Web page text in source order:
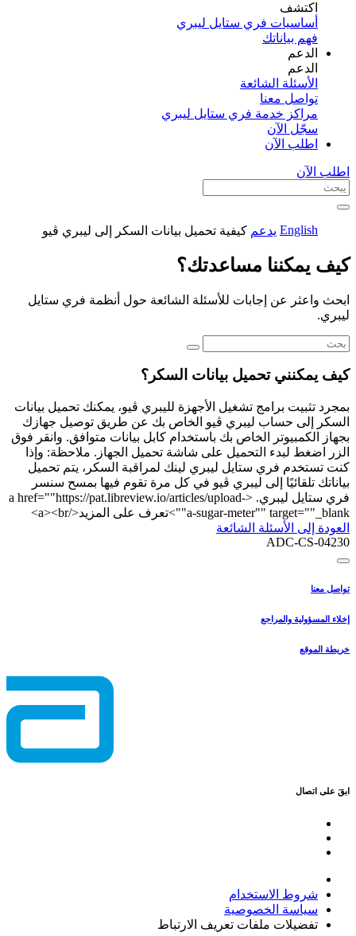
اكتشف​
أساسيات فري ستايل ليبري
فهم بياناتك
الدعم
الدعم
الأسئلة الشائعة
تواصل معنا
مراكز خدمة فري ستايل ليبري
سجّل الآن​
اطلب الآن
اطلب الآن
English يدعم كيفية تحميل بيانات السكر إلى ليبري ڤيو
كيف يمكننا مساعدتك؟
ابحث واعثر عن إجابات للأسئلة الشائعة حول أنظمة فري ستايل
ليبري.
كيف يمكنني تحميل بيانات السكر؟
بمجرد تثبيت برامج تشغيل الأجهزة لليبري ڤيو، يمكنك تحميل بيانات
السكر إلى حساب ليبري ڤيو الخاص بك عن طريق توصيل جهازك
بجهاز الكمبيوتر الخاص بك باستخدام كابل بيانات متوافق. وانقر فوق
الزر اضغط لبدء التحميل على شاشة تحميل الجهاز. ملاحظة: وإذا
كنت تستخدم فري ستايل ليبري لينك لمراقبة السكر، يتم تحميل
بياناتك تلقائيًا إلى ليبري ڤيو في كل مرة تقوم فيها بمسح سنسر
فري ستايل ليبري. <a href=""https://pat.libreview.io/articles/upload-
a-sugar-meter"" target=""_blank"">تعرف على المزيد</a><br>
العودة إلى الأسئلة الشائعة
ADC-CS-04230
تواصل معنا
إخلاء المسؤولية والمراجع
خريطة الموقع
ابقَ على اتصال
شروط الاستخدام
سياسة الخصوصية
تفضيلات ملفات تعريف الارتباط